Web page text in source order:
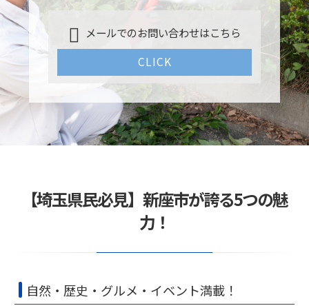
メールでのお問い合わせはこちら
CLICK
【埼玉県民必見】新座市が誇る5つの魅
力！
自然・歴史・グルメ・イベント満載！